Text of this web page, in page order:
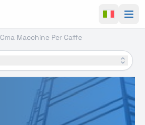
Cma Macchine Per Caffe